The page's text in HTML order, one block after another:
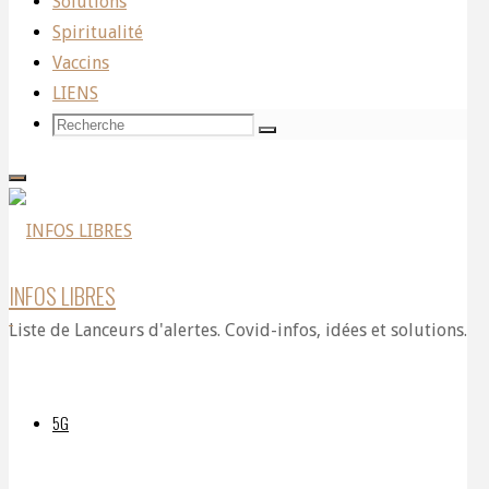
Spiritualité
Vaccins
LIENS
Recherche
Recherche
Recherche
INFOS LIBRES
Liste de Lanceurs d'alertes. Covid-infos, idées et solutions.
5G
essentiel
vidéo:
Christian
Perronne
: